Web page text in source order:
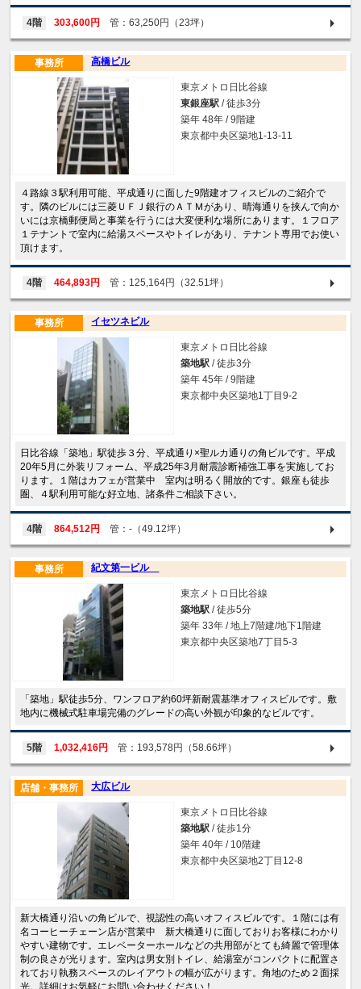
4階 303,600円 管：63,250円（23坪）
高橋ビル
事務所
東京メトロ日比谷線
東銀座駅 / 徒歩3分
築年 48年 / 9階建
東京都中央区築地1-13-11
４路線３駅利用可能、平成通りに面した9階建オフィスビルのご紹介で
す。隣のビルには三菱ＵＦＪ銀行のＡＴＭがあり、晴海通りを挟んで向か
いには京橋郵便局と事業を行うには大変便利な場所にあります。１フロア
１テナントで室内に給湯スペースやトイレがあり、テナント専用でお使い
頂けます。
4階 464,893円 管：125,164円（32.51坪）
イセツネビル
事務所
東京メトロ日比谷線
築地駅 / 徒歩3分
築年 45年 / 9階建
東京都中央区築地1丁目9-2
日比谷線「築地」駅徒歩３分、平成通り×聖ルカ通りの角ビルです。平成
20年5月に外装リフォーム、平成25年3月耐震診断補強工事を実施してお
ります。１階はカフェが営業中 室内は明るく開放的です。銀座も徒歩
圏、４駅利用可能な好立地、諸条件ご相談下さい。
4階 864,512円 管：-（49.12坪）
紀文第一ビル
事務所
東京メトロ日比谷線
築地駅 / 徒歩5分
築年 33年 / 地上7階建/地下1階建
東京都中央区築地7丁目5-3
「築地」駅徒歩5分、ワンフロア約60坪新耐震基準オフィスビルです。敷
地内に機械式駐車場完備のグレードの高い外観が印象的なビルです。
5階 1,032,416円 管：193,578円（58.66坪）
大広ビル
店舗・事務所
東京メトロ日比谷線
築地駅 / 徒歩1分
築年 40年 / 10階建
東京都中央区築地2丁目12-8
新大橋通り沿いの角ビルで、視認性の高いオフィスビルです。１階には有
名コーヒーチェーン店が営業中 新大橋通りに面しておりお客様にわかり
やすい建物です。エレベーターホールなどの共用部がとても綺麗で管理体
制の良さが光ります。室内は男女別トイレ、給湯室がコンパクトに配置さ
れており執務スペースのレイアウトの幅が広がります。角地のため２面採